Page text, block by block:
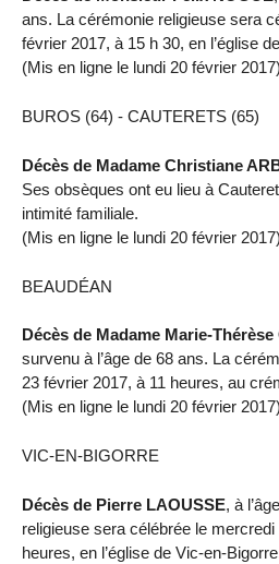
ans. La cérémonie religieuse sera
février 2017, à 15 h 30, en l’église
(Mis en ligne le lundi 20 février 2017)
BUROS (64) - CAUTERETS (65)
Décès de Madame Christiane
Ses obsèques ont eu lieu à
intimité familiale.
(Mis en ligne le lundi 20 février 2017)
BEAUDÉAN
Décès de Madame Marie-
survenu à l’âge de 68 ans. La
23 février 2017, à 11 heures, au
(Mis en ligne le lundi 20 février 2017)
VIC-EN-BIGORRE
Décès de Pierre LAOUSSE, à
religieuse sera célébrée le
heures, en l’église de Vic-en-